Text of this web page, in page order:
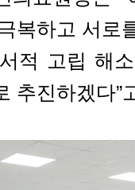
복하고 서로
적 고립 해
추진하겠다”